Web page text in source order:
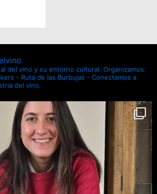
del vino y su entorno cultural. Organizamos:
- Ruta de las Burbujas - Conectamos a
del vino.